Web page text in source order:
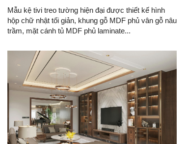
Mẫu kệ tivi treo tường hiện đại được thiết kế hình
hộp chữ nhật tối giản, khung gỗ MDF phủ vân gỗ nâu
trầm, mặt cánh tủ MDF phủ laminate...